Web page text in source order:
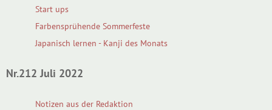
Start ups
Farbensprühende Sommerfeste
Japanisch lernen - Kanji des Monats
Nr.212 Juli 2022
Notizen aus der Redaktion